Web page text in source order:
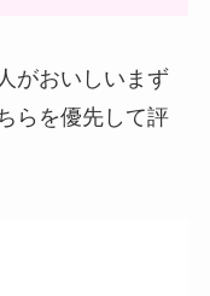
がおいしいまず
らを優先して評